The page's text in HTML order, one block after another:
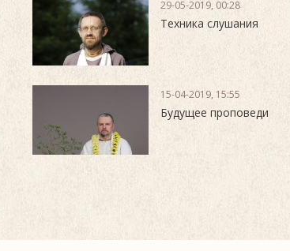
29-05-2019, 00:28
Техника слушания
15-04-2019, 15:55
Будущее проповеди